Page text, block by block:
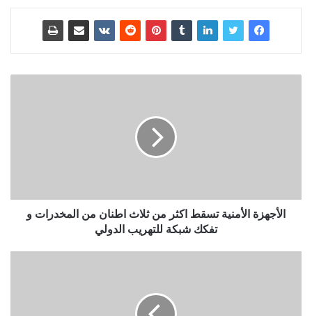
الأجهزة الأمنية تسقط اكثر من ثلاث اطنان من المخدرات و
تفكك شبكة للتهريب الدولي